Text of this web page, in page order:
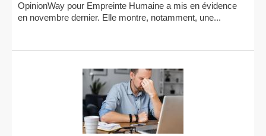
OpinionWay pour Empreinte Humaine a mis en évidence
en novembre dernier. Elle montre, notamment, une...